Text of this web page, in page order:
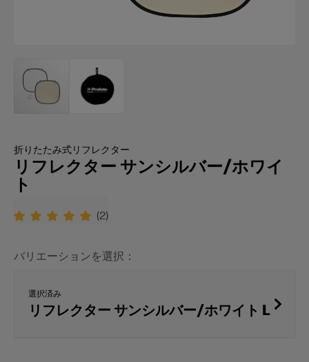
折りたたみ式リフレクター
リフレクター サンシルバー/ホワイ
ト
(2)
バリエーションを選択：
選択済み
リフレクター サンシルバー/ホワイト L